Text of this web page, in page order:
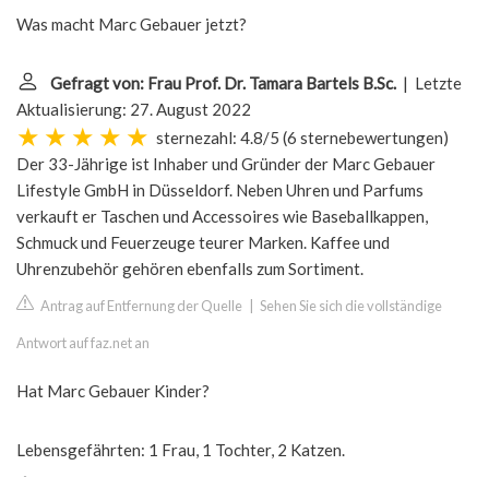
Was macht Marc Gebauer jetzt?
Gefragt von: Frau Prof. Dr. Tamara Bartels B.Sc. | Letzte
Aktualisierung: 27. August 2022
sternezahl: 4.8/5 (6 sternebewertungen)
Der 33-Jährige ist Inhaber und Gründer der Marc Gebauer
Lifestyle GmbH in Düsseldorf. Neben Uhren und Parfums
verkauft er Taschen und Accessoires wie Baseballkappen,
Schmuck und Feuerzeuge teurer Marken. Kaffee und
Uhrenzubehör gehören ebenfalls zum Sortiment.
Antrag auf Entfernung der Quelle Sehen Sie sich die vollständige
Antwort auf faz.net an
Hat Marc Gebauer Kinder?
Lebensgefährten: 1 Frau, 1 Tochter, 2 Katzen.